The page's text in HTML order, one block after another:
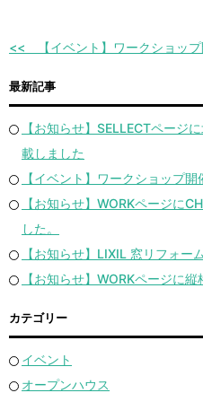
【イベント】ワークショッ
最新記事
【お知らせ】SELLECTページ
載しました
【イベント】ワークショップ
【お知らせ】WORKページに
した。
【お知らせ】LIXIL 窓リフォー
【お知らせ】WORKページに縦
カテゴリー
イベント
オープンハウス